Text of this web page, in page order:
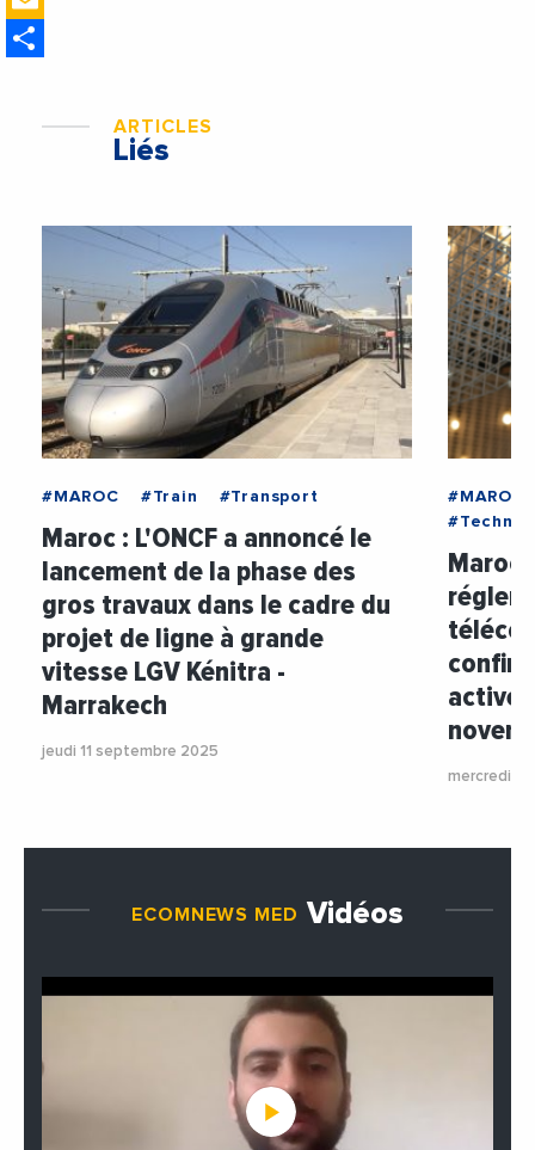
ARTICLES
Liés
#MAROC #Train #Transport
Maroc : L'ONCF a annoncé le
lancement de la phase des
gros travaux dans le cadre du
projet de ligne à grande
vitesse LGV Kénitra -
Marrakech
jeudi 11 septembre 2025
#MAROC
Maroc
mercredi
ECOMNEWS MED Vidéos